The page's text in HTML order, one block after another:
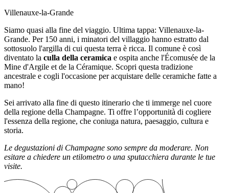
Villenauxe-la-Grande
Siamo quasi alla fine del viaggio. Ultima tappa: Villenauxe-la-
Grande. Per 150 anni, i minatori del villaggio hanno estratto dal
sottosuolo l'argilla di cui questa terra è ricca. Il comune è così
diventato la culla della ceramica e ospita anche l'Écomusée de la
Mine d'Argile et de la Céramique. Scopri questa tradizione
ancestrale e cogli l'occasione per acquistare delle ceramiche fatte a
mano!
Sei arrivato alla fine di questo itinerario che ti immerge nel cuore
della regione della Champagne. Ti offre l’opportunità di cogliere
l'essenza della regione, che coniuga natura, paesaggio, cultura e
storia.
Le degustazioni di Champagne sono sempre da moderare. Non
esitare a chiedere un etilometro o una sputacchiera durante le tue
visite.